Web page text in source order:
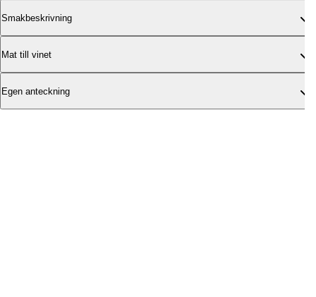
Smakbeskrivning
Mat till vinet
Egen anteckning